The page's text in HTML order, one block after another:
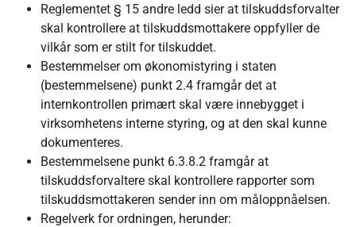
Reglementet § 15 andre ledd sier at tilskuddsforvalter
skal kontrollere at tilskuddsmottakere oppfyller de
vilkår som er stilt for tilskuddet.
Bestemmelser om økonomistyring i staten
(bestemmelsene) punkt 2.4 framgår det at
internkontrollen primært skal være innebygget i
virksomhetens interne styring, og at den skal kunne
dokumenteres.
Bestemmelsene punkt 6.3.8.2 framgår at
tilskuddsforvaltere skal kontrollere rapporter som
tilskuddsmottakeren sender inn om måloppnåelsen.
Regelverk for ordningen, herunder: